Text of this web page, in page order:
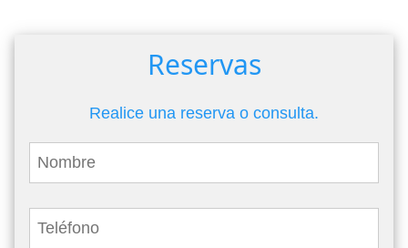
Reservas
Realice una reserva o consulta.